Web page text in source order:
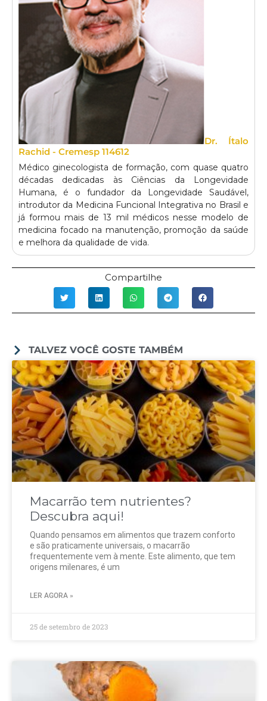
Dr. Ítalo
Rachid - Cremesp 114612
Médico ginecologista de formação, com quase quatro
décadas dedicadas às Ciências da Longevidade
Humana, é o fundador da Longevidade Saudável,
introdutor da Medicina Funcional Integrativa no Brasil e
já formou mais de 13 mil médicos nesse modelo de
medicina focado na manutenção, promoção da saúde
e melhora da qualidade de vida.
Compartilhe
TALVEZ VOCÊ GOSTE TAMBÉM
Macarrão tem nutrientes?
Descubra aqui!
Quando pensamos em alimentos que trazem conforto
e são praticamente universais, o macarrão
frequentemente vem à mente. Este alimento, que tem
origens milenares, é um
LER AGORA »
25 de setembro de 2023